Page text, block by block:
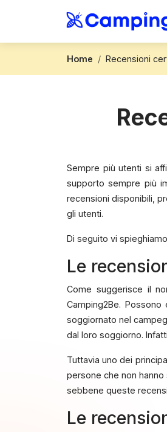
Home Recensioni
Sempre più utenti si
supporto sempre più
recensioni disponibili,
gli utenti.
Di seguito vi
Le
Come suggerisce il
Camping2Be.
soggiornato nel
dal loro soggiorno.
Tuttavia uno dei
persone che non
sebbene queste
Le